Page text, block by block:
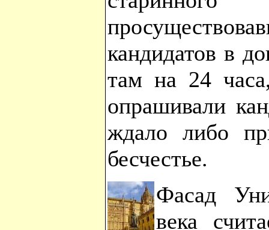
кандидатов в
там на 24
опрашивали
ждало либо
бесчестье.
Фасад
века